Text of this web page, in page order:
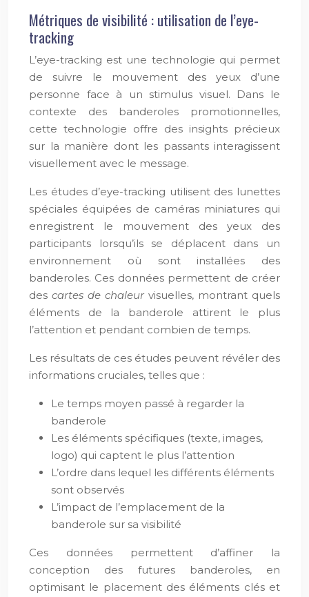
Métriques de visibilité : utilisation de l’eye-
tracking
L’eye-tracking est une technologie qui permet
de suivre le mouvement des yeux d’une
personne face à un stimulus visuel. Dans le
contexte des banderoles promotionnelles,
cette technologie offre des insights précieux
sur la manière dont les passants interagissent
visuellement avec le message.
Les études d’eye-tracking utilisent des lunettes
spéciales équipées de caméras miniatures qui
enregistrent le mouvement des yeux des
participants lorsqu’ils se déplacent dans un
environnement où sont installées des
banderoles. Ces données permettent de créer
des cartes de chaleur visuelles, montrant quels
éléments de la banderole attirent le plus
l’attention et pendant combien de temps.
Les résultats de ces études peuvent révéler des
informations cruciales, telles que :
Le temps moyen passé à regarder la
banderole
Les éléments spécifiques (texte, images,
logo) qui captent le plus l’attention
L’ordre dans lequel les différents éléments
sont observés
L’impact de l’emplacement de la
banderole sur sa visibilité
Ces données permettent d’affiner la
conception des futures banderoles, en
optimisant le placement des éléments clés et